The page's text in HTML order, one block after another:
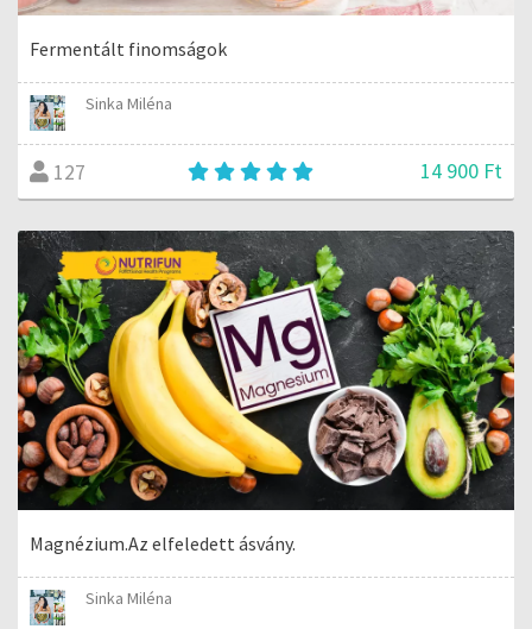
Fermentált finomságok
Sinka Miléna
127 14 900 Ft
Magnézium.Az elfeledett ásvány.
Sinka Miléna